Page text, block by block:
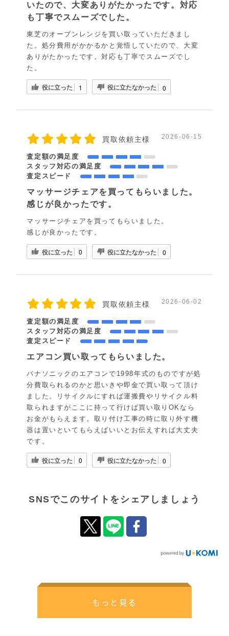
いたので、大変ありがたかったです。対応
も丁寧でスムーズでした。
東芝のオーブンレンジを買い取っていただきまし
た。処分費用がかかるかと覚悟していたので、大変
ありがたかったです。対応も丁寧でスムーズでし
た。
役に立った 1 役に立たなかった 0
買取依頼主様 2026-06-15
査定額の満足度
スタッフ対応の満足度
査定スピード
マッサージチェアを買ってもらいました。
感じが良かったです。
マッサージチェアを買ってもらいました。
感じが良かったです。
役に立った 0 役に立たなかった 0
買取依頼主様 2026-06-02
査定額の満足度
スタッフ対応の満足度
査定スピード
エアコン買い取ってもらいました。
パナソニックのエアコンで1998年式のものですが処
分費取られるのかと思いきや即金で買い取って頂け
ました。リサイクルにすれば運搬費やリサイクル料
取られますがここに持って行けば買い取りOKなら
お金がもらえます。取り付け工事の時に取り外す機
器は置いといてもらえばいいとお伝えすれば大丈夫
です。
役に立った 0 役に立たなかった 0
SNSでこのサイトをシェアしましょう
もっと見る